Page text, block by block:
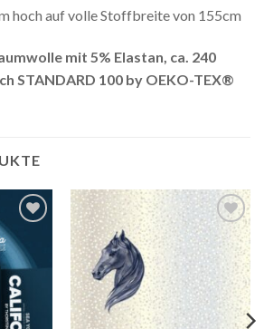
hoch auf volle Stoffbreite von 155cm
mit 5% Elastan, ca. 240
STANDARD 100 by OEKO-TEX®
die
Auf die
Wunschliste